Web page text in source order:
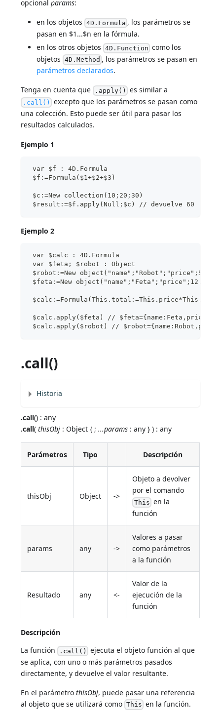
opcionalparams:
en los objetos 4D.Formula , los parámetros se
pasan en $1...$n en la fórmula.
en los otros objetos 4D.Function como los
objetos 4D.Method , los parámetros se pasan en
parámetros declarados.
Tenga en cuenta que .apply() es similar a
.call() excepto que los parámetros se pasan como
una colección. Esto puede ser útil para pasar los
resultados calculados.
Ejemplo 1
var $f : 4D.Formula
$f:=Formula($1+$2+$3)
$c:=New collection(10;20;30)
$result:=$f.apply(Null;$c) // devuelve 60
Ejemplo 2
var $calc : 4D.Formula
var $feta; $robot : Object
$robot:=New
$feta:=New
$calc.apply($feta) //
$calc.apply($robot) //
.call()
Historia
.call() : any
.call(thisObj : Object { ;...params : any } ) : any
Parámetros Tipo Descripción
thisObj Object ->
Objeto a devolver
por el comando
This en la
función
params any ->
Valores a pasar
como parámetros
a la función
Resultado any <-
Valor de la
ejecución de la
función
Descripción
La función .call() ejecuta el objeto función al que
se aplica, con uno o más parámetros pasados
directamente, y devuelve el valor resultante.
En el parámetrothisObj, puede pasar una referencia
al objeto que se utilizará como This en la función.